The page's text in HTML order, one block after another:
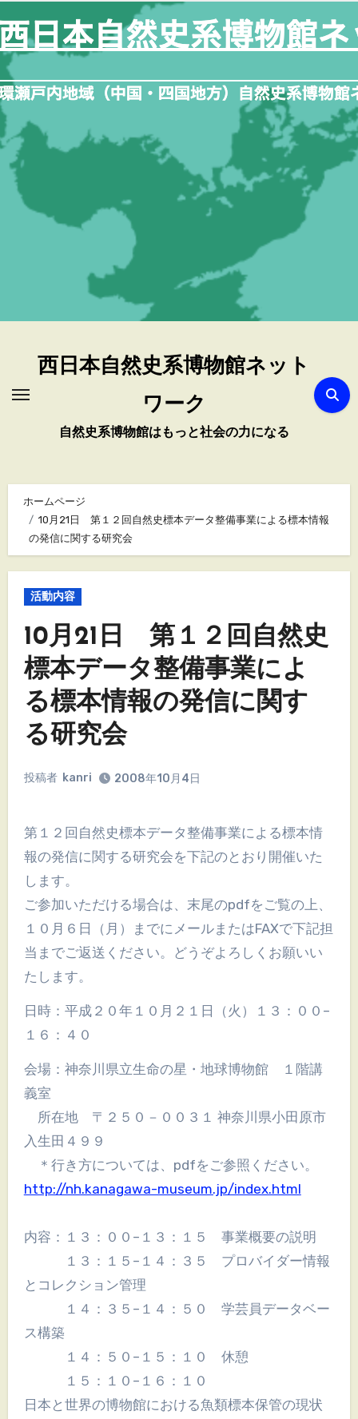
容
を
ス
キ
ッ
プ
西日本自然史系博物館ネット
ワーク
自然史系博物館はもっと社会の力になる
ホームページ
10月21日 第１２回自然史標本データ整備事業による標本情報
の発信に関する研究会
活動内容
10月21日 第１２回自然史
標本データ整備事業によ
る標本情報の発信に関す
る研究会
投稿者 kanri 2008年10月4日
第１２回自然史標本データ整備事業による標本情
報の発信に関する研究会を下記のとおり開催いた
します。
ご参加いただける場合は、末尾のpdfをご覧の上、
１０月６日（月）までにメールまたはFAXで下記担
当までご返送ください。どうぞよろしくお願いい
たします。
日時：平成２０年１０月２１日（火）１３：００–
１６：４０
会場：神奈川県立生命の星・地球博物館 １階講
義室
所在地 〒２５０－００３１ 神奈川県小田原市
入生田４９９
＊行き方については、pdfをご参照ください。
http://nh.kanagawa-museum.jp/index.html
内容：１３：００–１３：１５ 事業概要の説明
１３：１５–１４：３５ プロバイダー情報
とコレクション管理
１４：３５–１４：５０ 学芸員データベー
ス構築
１４：５０–１５：１０ 休憩
１５：１０–１６：１０
日本と世界の博物館における魚類標本保管の現状